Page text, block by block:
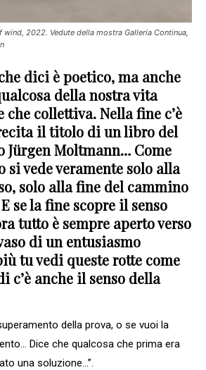
wind, 2022. Vedute della mostra Galleria Continua,
dici è poetico, ma anche
della nostra vita
che collettiva. Nella fine c’è
il titolo di un libro del
Jürgen Moltmann… Come
si vede veramente solo alla
solo alla fine del cammino
se la fine scopre il senso
tutto è sempre aperto verso
di un entusiasmo
tu vedi queste rotte come
anche il senso della
della prova, o se vuoi la
Dice che qualcosa che prima era
una soluzione…”.